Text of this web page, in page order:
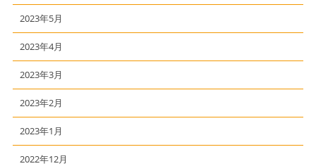
2023年5月
2023年4月
2023年3月
2023年2月
2023年1月
2022年12月